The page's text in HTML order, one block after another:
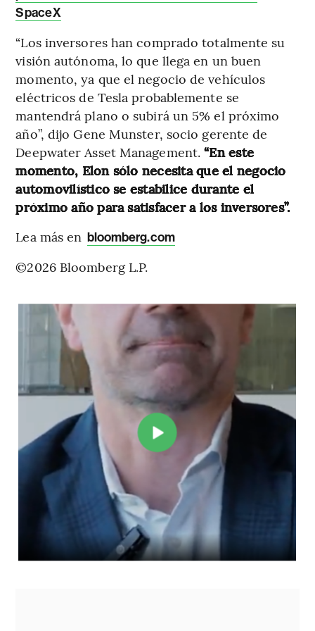
SpaceX
“Los inversores han comprado totalmente su
visión autónoma, lo que llega en un buen
momento, ya que el negocio de vehículos
eléctricos de Tesla probablemente se
mantendrá plano o subirá un 5% el próximo
año”, dijo Gene Munster, socio gerente de
Deepwater Asset Management.“En este
momento, Elon sólo necesita que el negocio
automovilístico se estabilice durante el
próximo año para satisfacer a los inversores”.
Lea más en bloomberg.com
©2026 Bloomberg L.P.